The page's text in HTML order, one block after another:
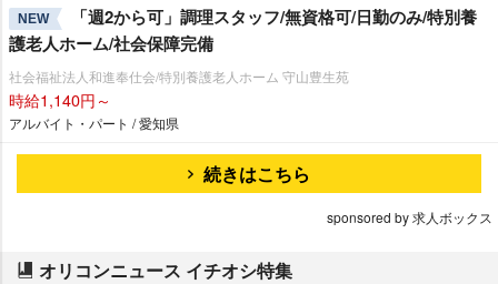
NEW
「週2から可」調理スタッフ/無資格可/日勤のみ/特別養
護老人ホーム/社会保障完備
社会福祉法人和進奉仕会/特別養護老人ホーム 守山豊生苑
時給1,140円～
アルバイト・パート / 愛知県
続きはこちら
sponsored by 求人ボックス
オリコンニュース イチオシ特集